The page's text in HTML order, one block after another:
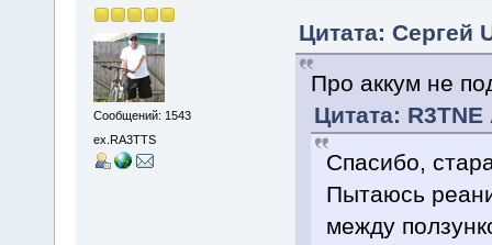
Сообщений: 1543
ex.RA3TTS
Цитата: Сергей
Про аккум не
Цитата:
Спасибо,
Пытаюсь
между